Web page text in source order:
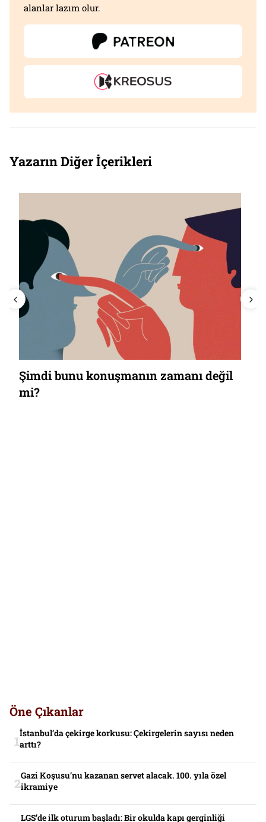
alanlar lazım olur.
Yazarın Diğer İçerikleri
değil
Süreç, siren sesleri ve balmumu
tıkaçlar
Öne Çıkanlar
İstanbul’da çekirge korkusu: Çekirgelerin sayısı neden
arttı?
Gazi Koşusu’nu kazanan servet alacak. 100. yıla özel
ikramiye
LGS’de ilk oturum başladı: Bir okulda kapı gerginliği